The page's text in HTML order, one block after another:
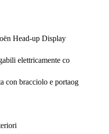
Head-up Display
elettricamente co
con bracciolo e portaog